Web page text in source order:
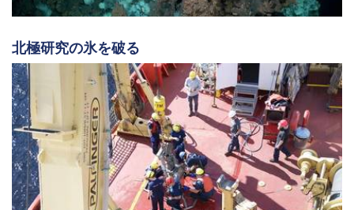
北極研究の氷を破る